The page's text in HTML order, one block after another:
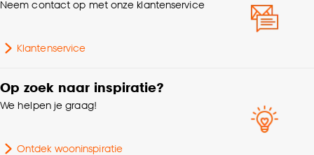
monteren op dat de ketting minimaal 150cm boven de
Samenstelling
Neem contact op met onze klantenservice
Klantenservice
Op zoek naar inspiratie?
We helpen je graag!
Ontdek wooninspiratie